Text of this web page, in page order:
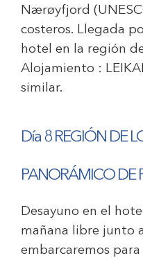
Nærøyfjord
costeros. Llegada
hotel en la región
Alojamiento :
similar.
Día 8 REGIÓN DE
PANORÁMICO DE
Desayuno en el
mañana libre junto
embarcaremos